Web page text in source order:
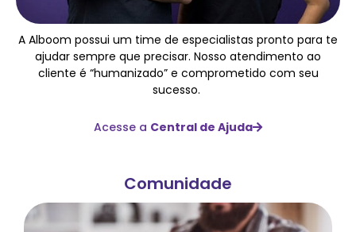
A Alboom possui um time de especialistas pronto para te
ajudar sempre que precisar. Nosso atendimento ao
cliente é “humanizado” e comprometido com seu
sucesso.
Acesse a Central de Ajuda
Comunidade